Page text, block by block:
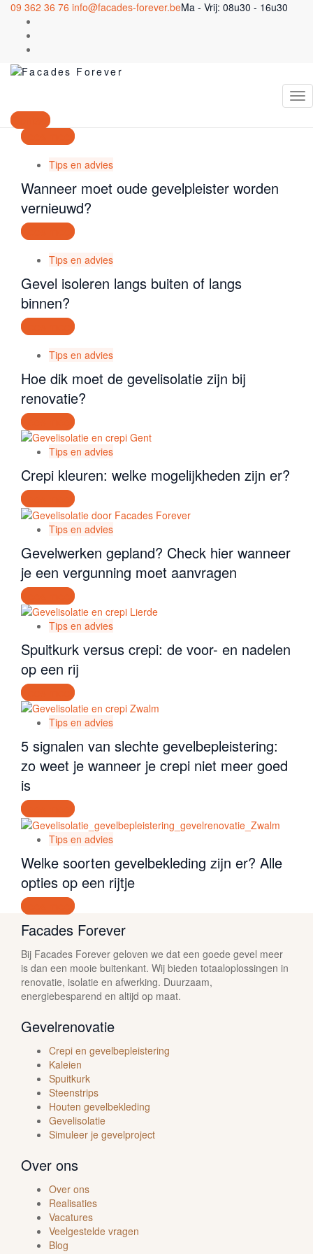
09 362 36 76 info@facades-forever.beMa - Vrij: 08u30 - 16u30
Contact
Blog
Tips en advies
dat?
Lees meer
Tips en advies
Wanneer moet oude gevelpleister worden
vernieuwd?
Lees meer
Tips en advies
Gevel isoleren langs buiten of langs
binnen?
Lees meer
Tips en advies
Hoe dik moet de gevelisolatie zijn bij
renovatie?
Lees meer
Tips en advies
Crepi kleuren: welke mogelijkheden zijn er?
Lees meer
Tips en advies
Gevelwerken gepland? Check hier wanneer
je een vergunning moet aanvragen
Lees meer
Tips en advies
Spuitkurk versus crepi: de voor- en nadelen
op een rij
Lees meer
Tips en advies
5 signalen van slechte gevelbepleistering:
zo weet je wanneer je crepi niet meer goed
is
Lees meer
Tips en advies
Welke soorten gevelbekleding zijn er? Alle
opties op een rijtje
Lees meer
Facades Forever
Bij Facades Forever geloven we dat een goede gevel meer
is dan een mooie buitenkant. Wij bieden totaaloplossingen in
renovatie, isolatie en afwerking. Duurzaam,
energiebesparend en altijd op maat.
Gevelrenovatie
Crepi en gevelbepleistering
Kaleien
Spuitkurk
Steenstrips
Houten gevelbekleding
Gevelisolatie
Simuleer je gevelproject
Over ons
Over ons
Realisaties
Vacatures
Veelgestelde vragen
Blog